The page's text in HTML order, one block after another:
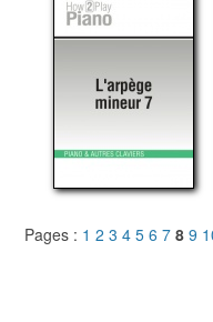
Pages : 1 2 3 4 5 6 7 8 9